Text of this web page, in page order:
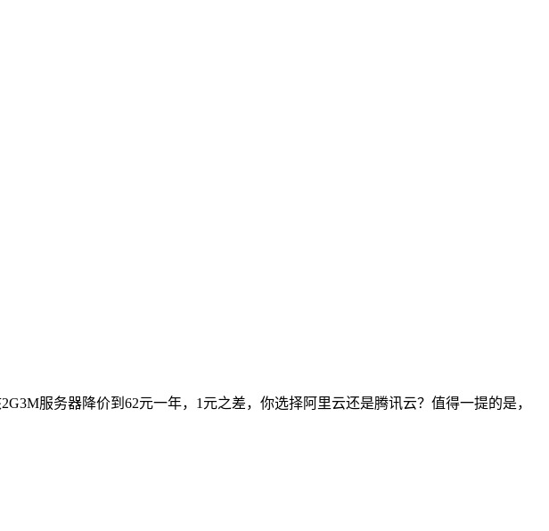
服务器降价到62元一年，1元之差，你选择阿里云还是腾讯云？值得一提的是，